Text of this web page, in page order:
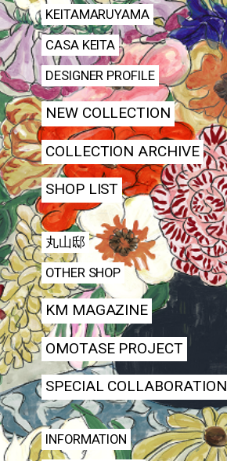
KEITAMARUYAMA
CASA KEITA
DESIGNER PROFILE
NEW COLLECTION
COLLECTION ARCHIVE
SHOP LIST
丸山邸
OTHER SHOP
KM MAGAZINE
OMOTASE PROJECT
SPECIAL COLLABORATION
INFORMATION